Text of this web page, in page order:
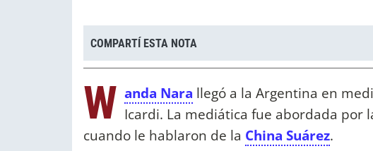
COMPARTÍ ESTA NOTA
W anda Nara llegó a la Argentina en
Icardi. La mediática fue abordada por
cuando le hablaron de la China Suárez.